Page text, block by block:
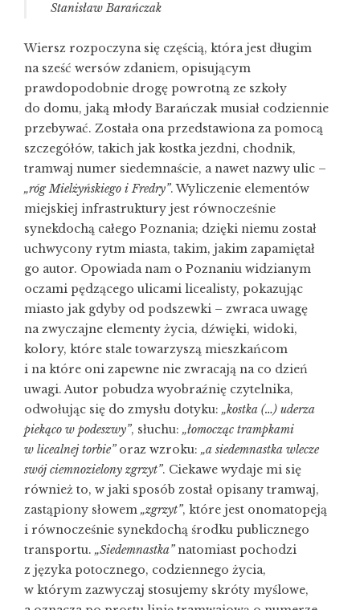
Stanisław Barańczak
Wiersz rozpoczyna się częścią, która jest długim
na sześć wersów zdaniem, opisującym
prawdopodobnie drogę powrotną ze szkoły
do domu, jaką młody Barańczak musiał codziennie
przebywać. Została ona przedstawiona za pomocą
szczegółów, takich jak kostka jezdni, chodnik,
tramwaj numer siedemnaście, a nawet nazwy ulic –
„róg Mielżyńskiego i Fredry”. Wyliczenie elementów
miejskiej infrastruktury jest równocześnie
synekdochą całego Poznania; dzięki niemu został
uchwycony rytm miasta, takim, jakim zapamiętał
go autor. Opowiada nam o Poznaniu widzianym
oczami pędzącego ulicami licealisty, pokazując
miasto jak gdyby od podszewki – zwraca uwagę
na zwyczajne elementy życia, dźwięki, widoki,
kolory, które stale towarzyszą mieszkańcom
i na które oni zapewne nie zwracają na co dzień
uwagi. Autor pobudza wyobraźnię czytelnika,
odwołując się do zmysłu dotyku: „kostka (…) uderza
piekąco w podeszwy”, słuchu: „łomocząc trampkami
w licealnej torbie”oraz wzroku: „a siedemnastka wlecze
swój ciemnozielony zgrzyt”. Ciekawe wydaje mi się
również to, w jaki sposób został opisany tramwaj,
zastąpiony słowem „zgrzyt”, które jest onomatopeją
i równocześnie synekdochą środku publicznego
transportu. „Siedemnastka”natomiast pochodzi
z języka potocznego, codziennego życia,
w którym zazwyczaj stosujemy skróty myślowe,